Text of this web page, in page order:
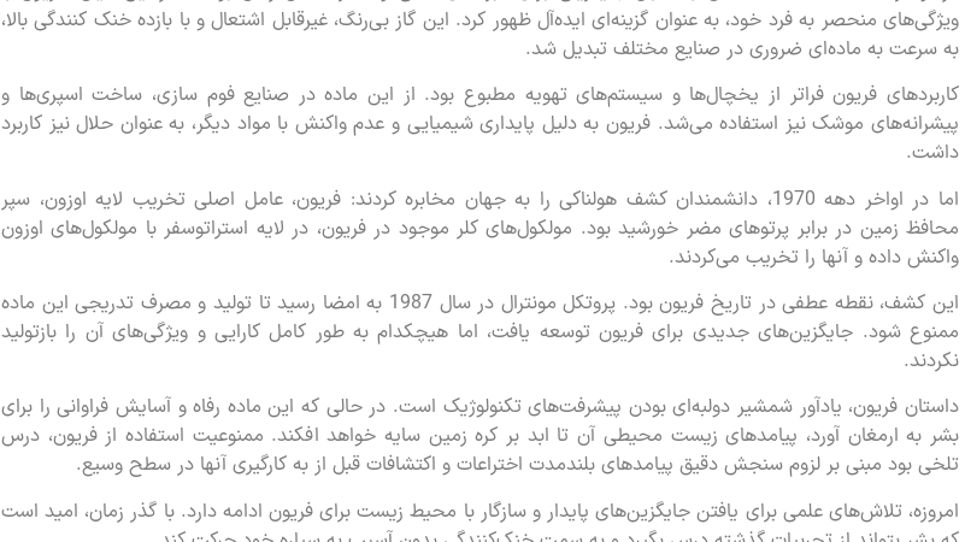
ویژگی‌های منحصر به فرد خود، به عنوان گزینه‌ای ایده‌آل ظهور کرد. این گاز بی‌رنگ، غیرقابل اشتعال و با بازده خنک کنندگی بالا،
به سرعت به ماده‌ای ضروری در صنایع مختلف تبدیل شد.
کاربردهای فریون فراتر از یخچال‌ها و سیستم‌های تهویه مطبوع بود. از این ماده در صنایع فوم سازی، ساخت اسپری‌ها و
پیشرانه‌های موشک نیز استفاده می‌شد. فریون به دلیل پایداری شیمیایی و عدم واکنش با مواد دیگر، به عنوان حلال نیز کاربرد
داشت.
اما در اواخر دهه 1970، دانشمندان کشف هولناکی را به جهان مخابره کردند: فریون، عامل اصلی تخریب لایه اوزون، سپر
محافظ زمین در برابر پرتوهای مضر خورشید بود. مولکول‌های کلر موجود در فریون، در لایه استراتوسفر با مولکول‌های اوزون
واکنش داده و آنها را تخریب می‌کردند.
این کشف، نقطه عطفی در تاریخ فریون بود. پروتکل مونترال در سال 1987 به امضا رسید تا تولید و مصرف تدریجی این ماده
ممنوع شود. جایگزین‌های جدیدی برای فریون توسعه یافت، اما هیچکدام به طور کامل کارایی و ویژگی‌های آن را بازتولید
نکردند.
داستان فریون، یادآور شمشیر دولبه‌ای بودن پیشرفت‌های تکنولوژیک است. در حالی که این ماده رفاه و آسایش فراوانی را برای
بشر به ارمغان آورد، پیامدهای زیست محیطی آن تا ابد بر کره زمین سایه خواهد افکند. ممنوعیت استفاده از فریون، درس
تلخی بود مبنی بر لزوم سنجش دقیق پیامدهای بلندمدت اختراعات و اکتشافات قبل از به کارگیری آنها در سطح وسیع.
امروزه، تلاش‌های علمی برای یافتن جایگزین‌های پایدار و سازگار با محیط زیست برای فریون ادامه دارد. با گذر زمان، امید است